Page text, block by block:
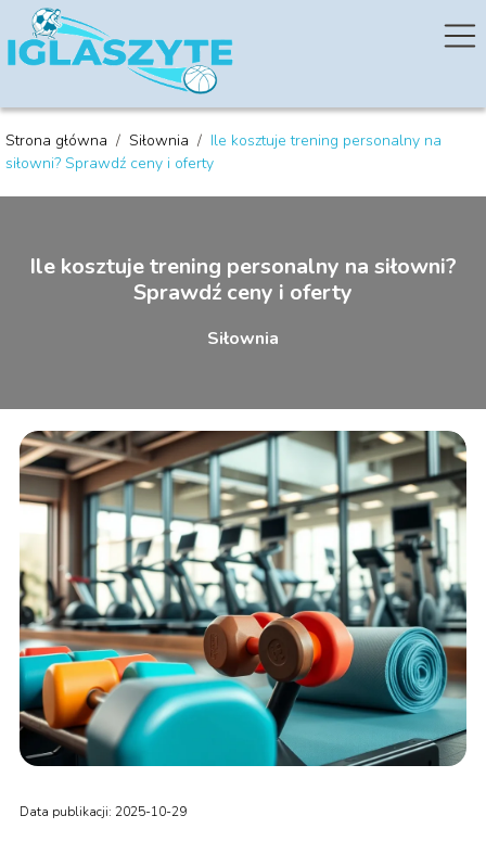
Strona główna / Siłownia / Ile kosztuje trening personalny na
siłowni? Sprawdź ceny i oferty
Ile kosztuje trening personalny na siłowni?
Sprawdź ceny i oferty
Siłownia
Data publikacji: 2025-10-29